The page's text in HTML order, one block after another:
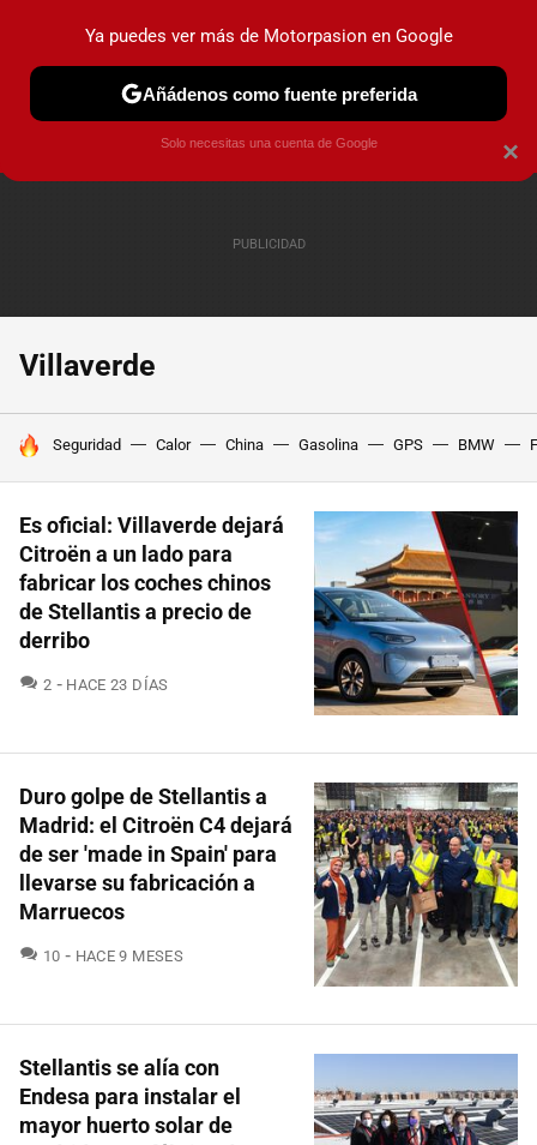
PRUEBAS COCHES ELÉCTRICOS OBSERVATORIO
Villaverde
HOY SE HABLA DE
Seguridad Calor China Gasolina GPS BMW
Es oficial: Villaverde dejará
Citroën a un lado para
fabricar los coches chinos
de Stellantis a precio de
derribo
2 COMENTARIOS
HACE 23 DÍAS
Duro golpe de Stellantis a
Madrid: el Citroën C4 dejará
de ser 'made in Spain' para
llevarse su fabricación a
Marruecos
10 COMENTARIOS
HACE 9 MESES
Stellantis se alía con
Endesa para instalar el
mayor huerto solar de
×
Ya puedes ver más de Motorpasion en Google
Añádenos como fuente preferida
Solo necesitas una cuenta de Google